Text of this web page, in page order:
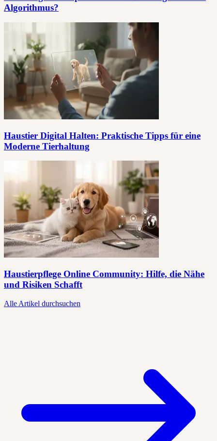
Algorithmus?
Haustier Digital Halten: Praktische Tipps für eine
Moderne Tierhaltung
Haustierpflege Online Community: Hilfe, die Nähe
und Risiken Schafft
Alle Artikel durchsuchen